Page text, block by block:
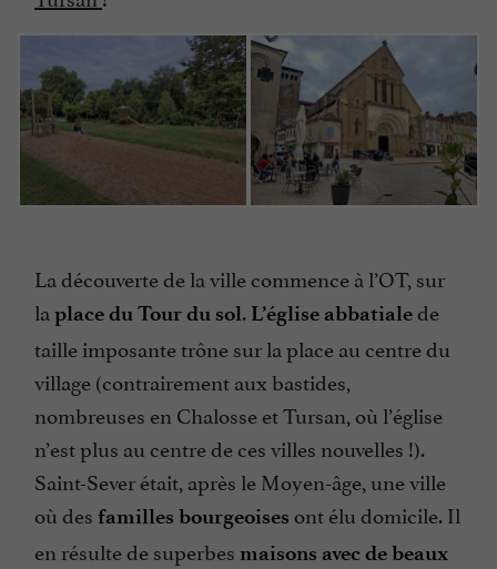
La découverte de la ville commence à l’OT, sur
la place du Tour du sol. L’église abbatialede
taille imposante trône sur la place au centre du
village (contrairement aux bastides,
nombreuses en Chalosse et Tursan, où l’église
n’est plus au centre de ces villes nouvelles !).
Saint-Sever était, après le Moyen-âge, une ville
où des familles bourgeoises ont élu domicile. Il
en résulte de superbes maisons avec de beaux